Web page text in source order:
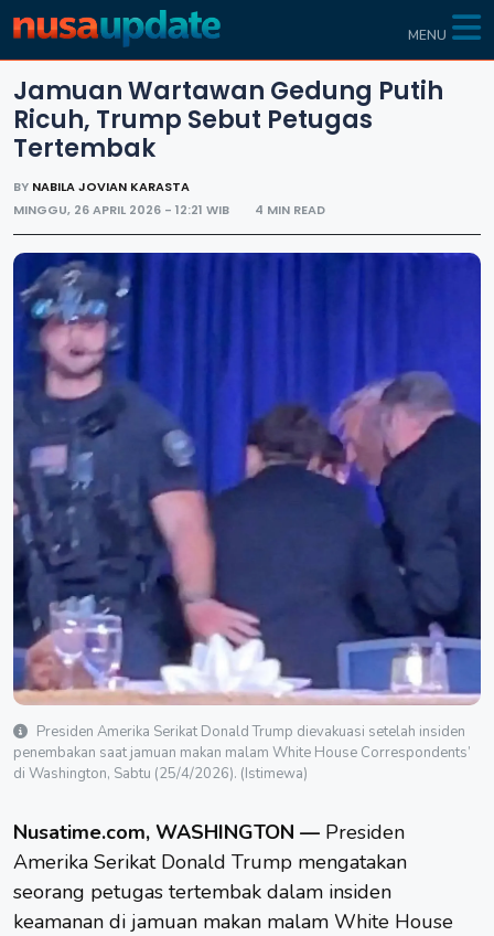
MENU
Jamuan Wartawan Gedung Putih
Ricuh, Trump Sebut Petugas
Tertembak
BY NABILA JOVIAN KARASTA
MINGGU, 26 APRIL 2026 - 12:21 WIB
4 MIN READ
Presiden Amerika Serikat Donald Trump dievakuasi setelah insiden
penembakan saat jamuan makan malam White House Correspondents’
di Washington, Sabtu (25/4/2026). (Istimewa)
Nusatime.com, WASHINGTON — Presiden
Amerika Serikat Donald Trump mengatakan
seorang petugas tertembak dalam insiden
keamanan di jamuan makan malam White House